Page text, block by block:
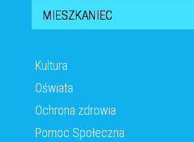
MIESZKANIEC
Kultura
Oświata
Ochrona zdrowia
Pomoc Społeczna